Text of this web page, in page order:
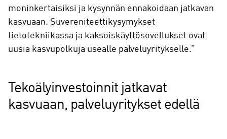
moninkertaisiksi ja kysynnän ennakoidaan jatkavan
kasvuaan. Suvereniteettikysymykset
tietotekniikassa ja kaksoiskäyttösovellukset ovat
uusia kasvupolkuja usealle palveluyritykselle.”
Tekoälyinvestoinnit jatkavat
kasvuaan, palveluyritykset edellä